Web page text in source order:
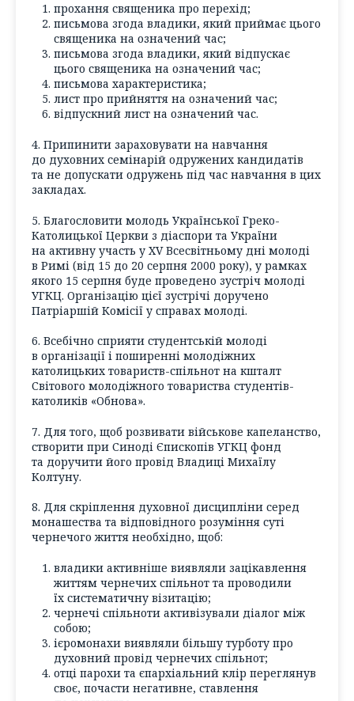
прохання священика про перехід;
письмова згода владики, який приймає цього
священика на означений час;
письмова згода владики, який відпускає
цього священика на означений час;
письмова характеристика;
лист про прийняття на означений час;
відпускний лист на означений час.
4. Припинити зараховувати на навчання
до духовних семінарій одружених кандидатів
та не допускати одружень під час навчання в цих
закладах.
5. Благословити молодь Української Греко-
Католицької Церкви з діаспори та України
на активну участь у XV Всесвітньому дні молоді
в Римі (від 15 до 20 серпня 2000 року), у рамках
якого 15 серпня буде проведено зустріч молоді
УГКЦ. Організацію цієї зустрічі доручено
Патріаршій Комісії у справах молоді.
6. Всебічно сприяти студентській молоді
в організації і поширенні молодіжних
католицьких товариств-спільнот на кшталт
Світового молодіжного товариства студентів-
католиків «Обнова».
7. Для того, щоб розвивати військове капеланство,
створити при Синоді Єпископів УГКЦ фонд
та доручити його провід Владиці Михаїлу
Колтуну.
8. Для скріплення духовної дисципліни серед
монашества та відповідного розуміння суті
чернечого життя необхідно, щоб:
владики активніше виявляли зацікавлення
життям чернечих спільнот та проводили
їх систематичну візитацію;
чернечі спільноти активізували діалог між
собою;
ієромонахи виявляли більшу турботу про
духовний провід чернечих спільнот;
отці парохи та єпархіальний клір переглянув
своє, почасти негативне, ставлення